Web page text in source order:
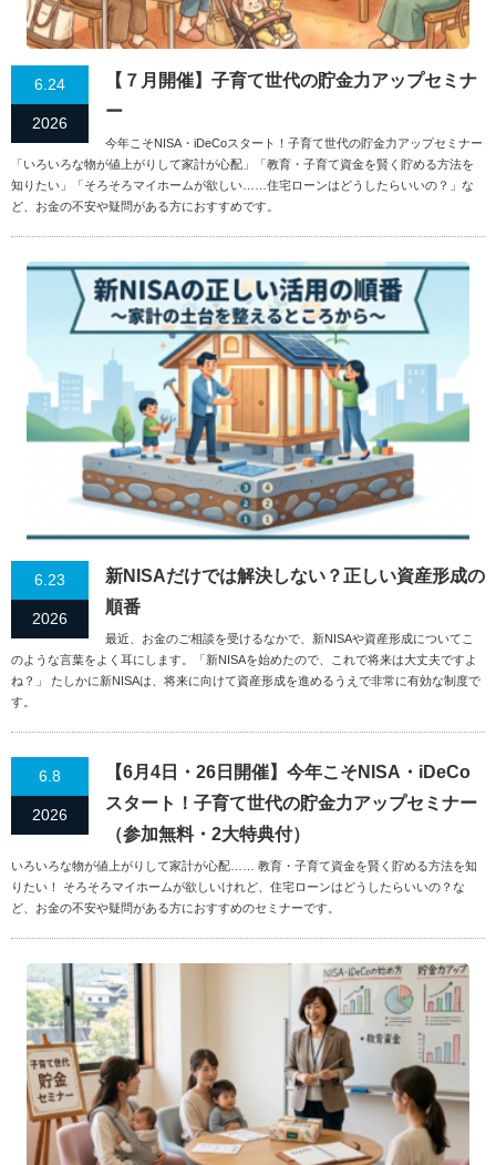
6.24
2026
【７月開催】子育て世代の貯金力アップセミナ
ー
今年こそNISA・iDeCoスタート！子育て世代の貯金力アップセミナー
「いろいろな物が値上がりして家計が心配」「教育・子育て資金を賢く貯める方法を
知りたい」「そろそろマイホームが欲しい……住宅ローンはどうしたらいいの？」な
ど、お金の不安や疑問がある方におすすめです。
6.23
2026
新NISAだけでは解決しない？正しい資産形成の
順番
最近、お金のご相談を受けるなかで、新NISAや資産形成についてこ
のような言葉をよく耳にします。「新NISAを始めたので、これで将来は大丈夫ですよ
ね？」 たしかに新NISAは、将来に向けて資産形成を進めるうえで非常に有効な制度で
す。
6.8
2026
【6月4日・26日開催】今年こそNISA・iDeCo
スタート！子育て世代の貯金力アップセミナー
（参加無料・2大特典付）
いろいろな物が値上がりして家計が心配…… 教育・子育て資金を賢く貯める方法を知
りたい！ そろそろマイホームが欲しいけれど、住宅ローンはどうしたらいいの？な
ど、お金の不安や疑問がある方におすすめのセミナーです。